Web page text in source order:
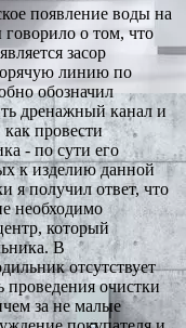
появление воды на
о том, что
засор
линию по
обозначил
дренажный канал и
как провести
- по сути его
к изделию данной
я получил ответ, что
необходимо
который
В
отсутствует
проведения очистки
за не малые